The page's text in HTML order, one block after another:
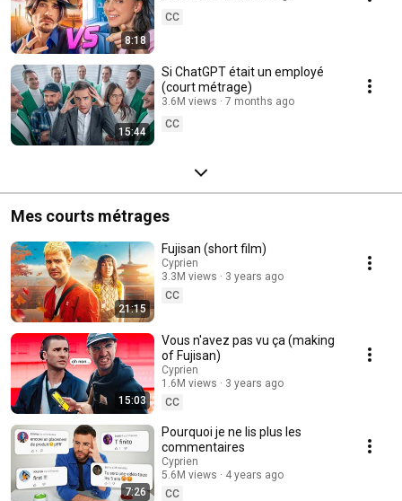
8:18
CC
15:44
Si ChatGPT était un employé
(court métrage)
3.6M views
7 months ago
CC
Mes courts métrages
21:15
Fujisan (short film)
Cyprien
3.3M views
3 years ago
CC
15:03
Vous n'avez pas vu ça (making
of Fujisan)
Cyprien
1.6M views
3 years ago
CC
7:26
Pourquoi je ne lis plus les
commentaires
Cyprien
5.6M views
4 years ago
CC